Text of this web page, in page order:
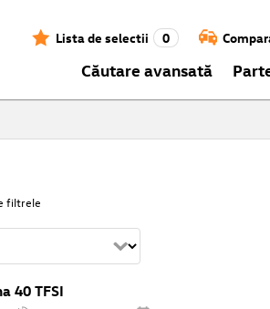
Lista de selectii 0
Căutare avansată
filtrele
40 TFSI